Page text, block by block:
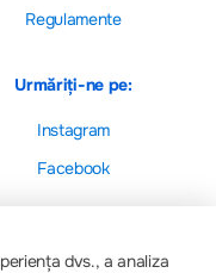
Regulamente
Urmăriți-ne pe:
Instagram
Facebook
dvs., a analiza